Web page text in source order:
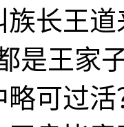
族长王
是王家
略可过